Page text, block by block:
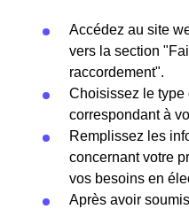
Accédez au site
vers la section
raccordement".
Choisissez le type
correspondant à
Remplissez les
concernant votre
vos besoins en
Après avoir